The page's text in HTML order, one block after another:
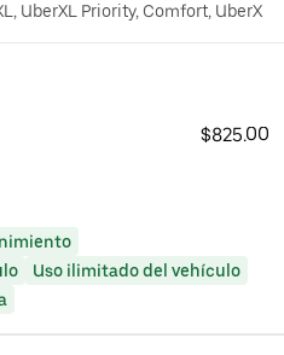
UberXL Priority, Comfort, UberX
$825.00
Uso ilimitado del vehículo